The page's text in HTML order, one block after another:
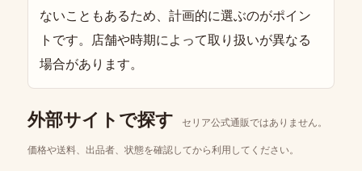
ないこともあるため、計画的に選ぶのがポイン
トです。店舗や時期によって取り扱いが異なる
場合があります。
外部サイトで探す セリア公式通販ではありません。
価格や送料、出品者、状態を確認してから利用してください。